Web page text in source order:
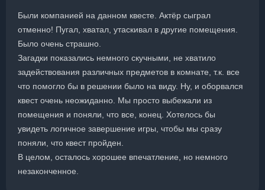
Были компанией на данном квесте. Актёр сыграл
отменно! Пугал, хватал, утаскивал в другие помещения.
Было очень страшно.
Загадки показались немного скучными, не хватило
задействования различных предметов в комнате, т.к. все
что помогло бы в решении было на виду. Ну, и оборвался
квест очень неожиданно. Мы просто выбежали из
помещения и поняли, что все, конец. Хотелось бы
увидеть логичное завершение игры, чтобы мы сразу
поняли, что квест пройден.
В целом, осталось хорошее впечатление, но немного
незаконченное.